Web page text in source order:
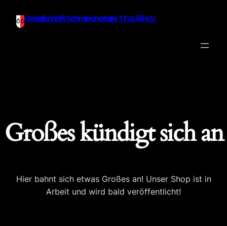
Gesellschaft Schmiechataler T.F.G. 66 e.V.
Großes kündigt sich an
Hier bahnt sich etwas Großes an! Unser Shop ist in
Arbeit und wird bald veröffentlicht!